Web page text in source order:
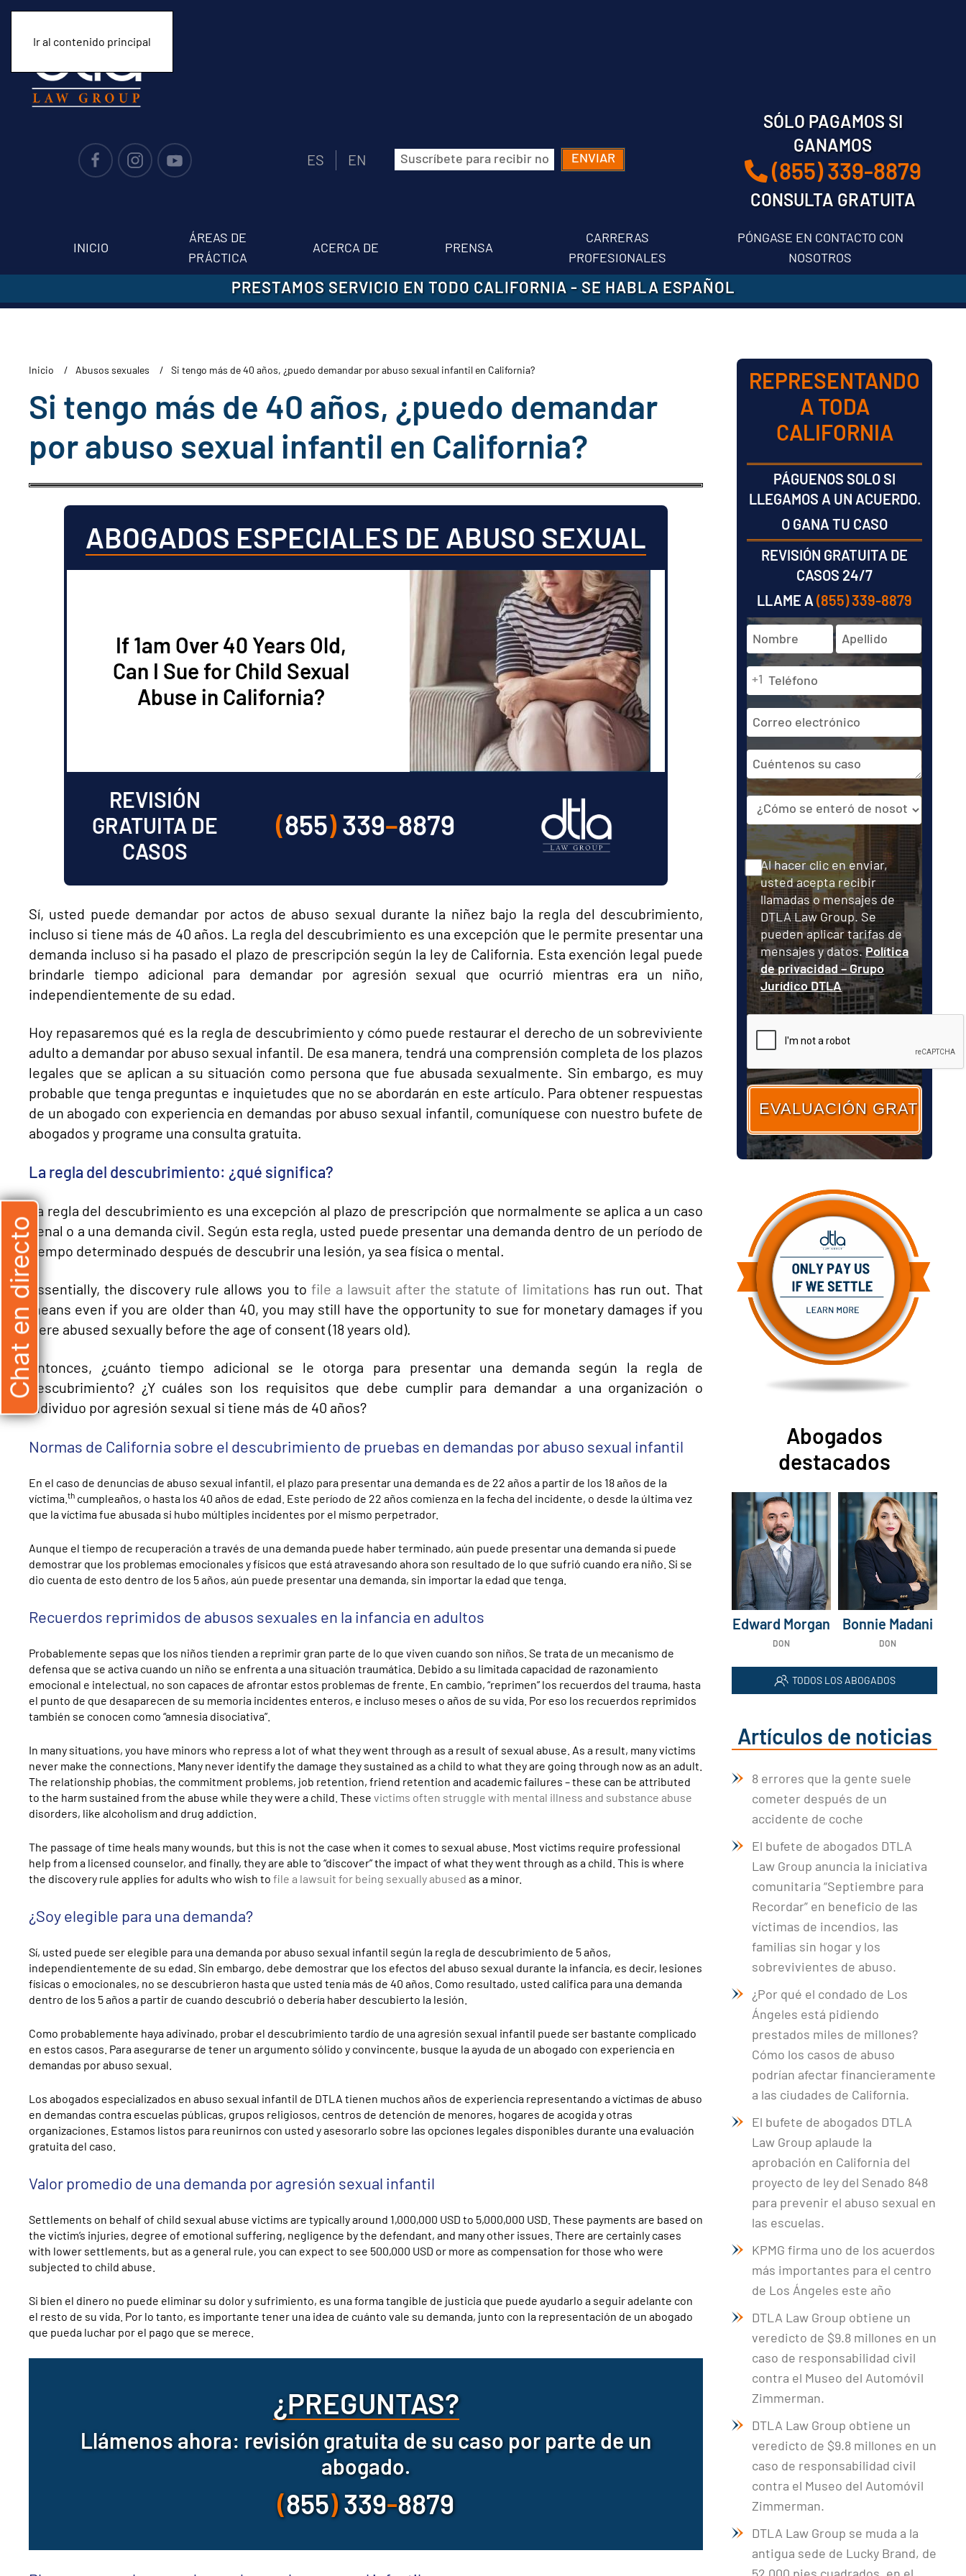
Ir al contenido principal
ES EN
Correo
SÓLO PAGAMOS SI
GANAMOS
(855) 339-8879
CONSULTA GRATUITA
INICIO
ÁREAS DE
PRÁCTICA
ACERCA DE PRENSA
CARRERAS
PROFESIONALES
PÓNGASE EN CONTACTO CON
NOSOTROS
PRESTAMOS SERVICIO EN TODO CALIFORNIA- SE HABLA ESPAÑOL
Inicio Abusos sexuales Si tengo más de 40 años, ¿puedo demandar por abuso sexual infantil en California?
Si tengo más de 40 años, ¿puedo demandar
por abuso sexual infantil en California?
ABOGADOS ESPECIALES DE ABUSO SEXUAL
If 1am Over 40 Years Old,
Can I Sue for Child Sexual
Abuse in California?
REVISIÓN
GRATUITA DE
CASOS
(855)339–8879
Sí, usted puede demandar por actos de abuso sexual durante la niñez bajo la regla del descubrimiento,
incluso si tiene más de 40 años. La regla del descubrimiento es una excepción que le permite presentar una
demanda incluso si ha pasado el plazo de prescripción según la ley de California. Esta exención legal puede
brindarle tiempo adicional para demandar por agresión sexual que ocurrió mientras era un niño,
independientemente de su edad.
Hoy repasaremos qué es la regla de descubrimiento y cómo puede restaurar el derecho de un sobreviviente
adulto a demandar por abuso sexual infantil. De esa manera, tendrá una comprensión completa de los plazos
legales que se aplican a su situación como persona que fue abusada sexualmente. Sin embargo, es muy
probable que tenga preguntas e inquietudes que no se abordarán en este artículo. Para obtener respuestas
de un abogado con experiencia en demandas por abuso sexual infantil, comuníquese con nuestro bufete de
abogados y programe una consulta gratuita.
La regla del descubrimiento: ¿qué significa?
La regla del descubrimiento es una excepción al plazo de prescripción que normalmente se aplica a un caso
penal o a una demanda civil. Según esta regla, usted puede presentar una demanda dentro de un período de
tiempo determinado después de descubrir una lesión, ya sea física o mental.
Essentially, the discovery rule allows you to file a lawsuit after the statute of limitations has run out. That
means even if you are older than 40, you may still have the opportunity to sue for monetary damages if you
were abused sexually before the age of consent (18 years old).
Entonces, ¿cuánto tiempo adicional se le otorga para presentar una demanda según la regla de
descubrimiento? ¿Y cuáles son los requisitos que debe cumplir para demandar a una organización o
individuo por agresión sexual si tiene más de 40 años?
Normas de California sobre el descubrimiento de pruebas en demandas por abuso sexual infantil
En el caso de denuncias de abuso sexual infantil, el plazo para presentar una demanda es de 22 años a partir de los 18 años de la
víctima. th cumpleaños, o hasta los 40 años de edad. Este período de 22 años comienza en la fecha del incidente, o desde la última vez
que la víctima fue abusada si hubo múltiples incidentes por el mismo perpetrador.
Aunque el tiempo de recuperación a través de una demanda puede haber terminado, aún puede presentar una demanda si puede
demostrar que los problemas emocionales y físicos que está atravesando ahora son resultado de lo que sufrió cuando era niño. Si se
dio cuenta de esto dentro de los 5 años, aún puede presentar una demanda, sin importar la edad que tenga.
Recuerdos reprimidos de abusos sexuales en la infancia en adultos
Probablemente sepas que los niños tienden a reprimir gran parte de lo que viven cuando son niños. Se trata de un mecanismo de
defensa que se activa cuando un niño se enfrenta a una situación traumática. Debido a su limitada capacidad de razonamiento
emocional e intelectual, no son capaces de afrontar estos problemas de frente. En cambio, “reprimen” los recuerdos del trauma, hasta
el punto de que desaparecen de su memoria incidentes enteros, e incluso meses o años de su vida. Por eso los recuerdos reprimidos
también se conocen como “amnesia disociativa”.
In many situations, you have minors who repress a lot of what they went through as a result of sexual abuse. As a result, many victims
never make the connections. Many never identify the damage they sustained as a child to what they are going through now as an adult.
The relationship phobias, the commitment problems, job retention, friend retention and academic failures – these can be attributed
to the harm sustained from the abuse while they were a child. These victims often struggle with mental illness and substance abuse
disorders, like alcoholism and drug addiction.
The passage of time heals many wounds, but this is not the case when it comes to sexual abuse. Most victims require professional
help from a licensed counselor, and finally, they are able to “discover” the impact of what they went through as a child. This is where
the discovery rule applies for adults who wish to file a lawsuit for being sexually abused as a minor.
¿Soy elegible para una demanda?
Sí, usted puede ser elegible para una demanda por abuso sexual infantil según la regla de descubrimiento de 5 años,
independientemente de su edad. Sin embargo, debe demostrar que los efectos del abuso sexual durante la infancia, es decir, lesiones
físicas o emocionales, no se descubrieron hasta que usted tenía más de 40 años. Como resultado, usted califica para una demanda
dentro de los 5 años a partir de cuando descubrió o debería haber descubierto la lesión.
Como probablemente haya adivinado, probar el descubrimiento tardío de una agresión sexual infantil puede ser bastante complicado
en estos casos. Para asegurarse de tener un argumento sólido y convincente, busque la ayuda de un abogado con experiencia en
demandas por abuso sexual.
Los abogados especializados en abuso sexual infantil de DTLA tienen muchos años de experiencia representando a víctimas de abuso
en demandas contra escuelas públicas, grupos religiosos, centros de detención de menores, hogares de acogida y otras
organizaciones. Estamos listos para reunirnos con usted y asesorarlo sobre las opciones legales disponibles durante una evaluación
gratuita del caso.
Valor promedio de una demanda por agresión sexual infantil
Settlements on behalf of child sexual abuse victims are typically around 1,000,000 USD to 5,000,000 USD . These payments are based on
the victim’s injuries, degree of emotional suffering, negligence by the defendant, and many other issues. There are certainly cases
with lower settlements, but as a general rule, you can expect to see 500,000 USD or more as compensation for those who were
subjected to child abuse.
Si bien el dinero no puede eliminar su dolor y sufrimiento, es una forma tangible de justicia que puede ayudarlo a seguir adelante con
el resto de su vida. Por lo tanto, es importante tener una idea de cuánto vale su demanda, junto con la representación de un abogado
que pueda luchar por el pago que se merece.
¿PREGUNTAS?
Llámenos ahora: revisión gratuita de su caso por parte de un
abogado.
(855)339-8879
REPRESENTANDO
A TODA
CALIFORNIA
PÁGUENOS SOLO SI
LLEGAMOS A UN ACUERDO.
O GANA TU CASO
REVISIÓN GRATUITA DE
CASOS 24/7
LLAME A (855) 339-8879
Nombre
y
apellidos
primer
lugar
+1
de
correo
electrónico
su
Fuente
Consentir
Al hacer clic en enviar,
usted acepta recibir
llamadas o mensajes de
DTLA Law Group. Se
pueden aplicar tarifas de
mensajes y datos.Política
de privacidad – Grupo
Jurídico DTLA
Abogados
destacados
Edward Morgan
DON
Bonnie Madani
DON
TODOS LOS ABOGADOS
Artículos de noticias
8 errores que la gente suele
cometer después de un
accidente de coche
El bufete de abogados DTLA
Law Group anuncia la iniciativa
comunitaria “Septiembre para
Recordar” en beneficio de las
víctimas de incendios, las
familias sin hogar y los
sobrevivientes de abuso.
¿Por qué el condado de Los
Ángeles está pidiendo
prestados miles de millones?
Cómo los casos de abuso
podrían afectar financieramente
a las ciudades de California.
El bufete de abogados DTLA
Law Group aplaude la
aprobación en California del
proyecto de ley del Senado 848
para prevenir el abuso sexual en
las escuelas.
KPMG firma uno de los acuerdos
más importantes para el centro
de Los Ángeles este año
DTLA Law Group obtiene un
veredicto de $9.8 millones en un
caso de responsabilidad civil
contra el Museo del Automóvil
Zimmerman.
DTLA Law Group obtiene un
veredicto de $9.8 millones en un
caso de responsabilidad civil
contra el Museo del Automóvil
Zimmerman.
DTLA Law Group se muda a la
antigua sede de Lucky Brand, de
Chat en directo